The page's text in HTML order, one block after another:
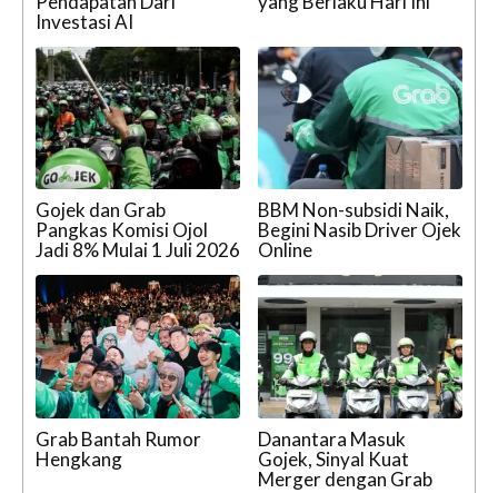
Investasi AI
Gojek dan Grab
Pangkas Komisi Ojol
Jadi 8% Mulai 1 Juli 2026
BBM Non-subsidi Naik,
Begini Nasib Driver Ojek
Online
Grab Bantah Rumor
Hengkang
Danantara Masuk
Gojek, Sinyal Kuat
Merger dengan Grab